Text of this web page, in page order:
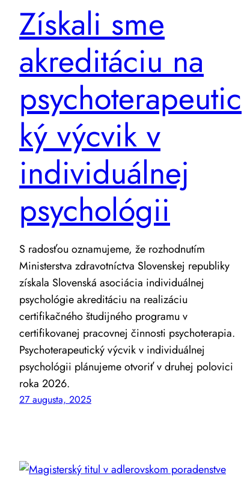
Získali sme
akreditáciu na
psychoterapeutic
ký výcvik v
individuálnej
psychológii
S radosťou oznamujeme, že rozhodnutím
Ministerstva zdravotníctva Slovenskej republiky
získala Slovenská asociácia individuálnej
psychológie akreditáciu na realizáciu
certifikačného študijného programu v
certifikovanej pracovnej činnosti psychoterapia.
Psychoterapeutický výcvik v individuálnej
psychológii plánujeme otvoriť v druhej polovici
roka 2026.
27 augusta, 2025